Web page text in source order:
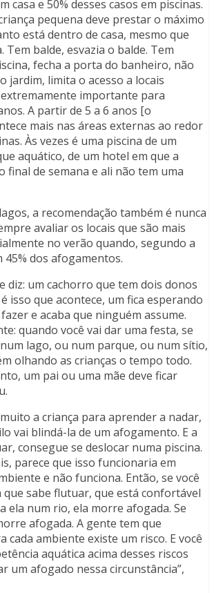
casa e 50% desses casos em piscinas.
pequena deve prestar o máximo
está dentro de casa, mesmo que
Tem balde, esvazia o balde. Tem
fecha a porta do banheiro, não
jardim, limita o acesso a locais
importante para
A partir de 5 a 6 anos [o
mais nas áreas externas ao redor
Às vezes é uma piscina de um
aquático, de um hotel em que a
final de semana e ali não tem uma
a recomendação também é nunca
avaliar os locais que são mais
no verão quando, segundo a
45% dos afogamentos.
diz: um cachorro que tem dois donos
isso que acontece, um fica esperando
e acaba que ninguém assume.
quando você vai dar uma festa, se
lago, ou num parque, ou num sítio,
olhando as crianças o tempo todo.
um pai ou uma mãe deve ficar
a criança para aprender a nadar,
vai blindá-la de um afogamento. E a
consegue se deslocar numa piscina.
parece que isso funcionaria em
e não funciona. Então, se você
que sabe flutuar, que está confortável
ela num rio, ela morre afogada. Se
afogada. A gente tem que
cada ambiente existe um risco. E você
aquática acima desses riscos
um afogado nessa circunstância”,